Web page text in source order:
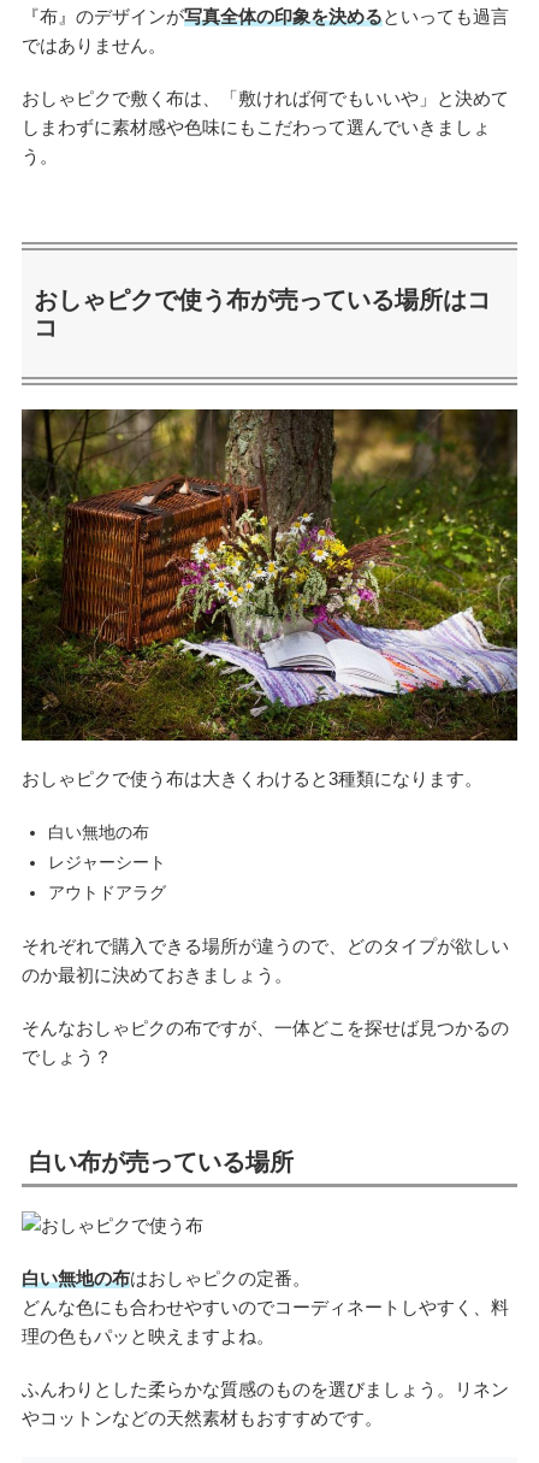
『布』のデザインが写真全体の印象を決めるといっても過言
ではありません。
おしゃピクで敷く布は、「敷ければ何でもいいや」と決めて
しまわずに素材感や色味にもこだわって選んでいきましょ
う。
おしゃピクで使う布が売っている場所はコ
コ
おしゃピクで使う布は大きくわけると3種類になります。
白い無地の布
レジャーシート
アウトドアラグ
それぞれで購入できる場所が違うので、どのタイプが欲しい
のか最初に決めておきましょう。
そんなおしゃピクの布ですが、一体どこを探せば見つかるの
でしょう？
白い布が売っている場所
白い無地の布はおしゃピクの定番。
どんな色にも合わせやすいのでコーディネートしやすく、料
理の色もパッと映えますよね。
ふんわりとした柔らかな質感のものを選びましょう。リネン
やコットンなどの天然素材もおすすめです。